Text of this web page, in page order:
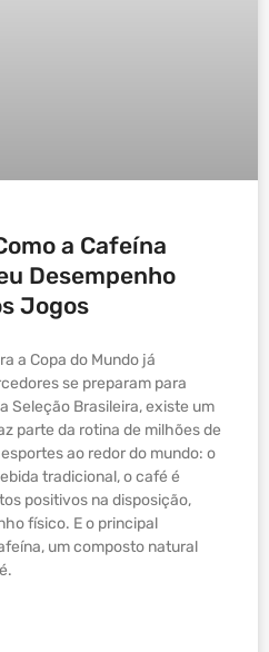
a Cafeína
Desempenho
Jogos
a Copa do Mundo já
se preparam para
Seleção Brasileira, existe um
parte da rotina de milhões de
ao redor do mundo: o
tradicional, o café é
positivos na disposição,
físico. E o principal
um composto natural